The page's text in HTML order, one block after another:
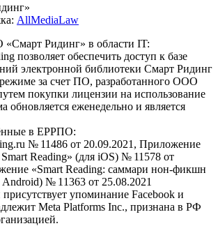
AllMediaLaw
«Смарт Ридинг» в области IT:
позволяет обеспечить доступ к базе
электронной библиотеки Смарт Ридинг
за счет ПО, разработанного ООО
покупки лицензии на использование
обновляется еженедельно и является
в ЕРРПО:
№ 11486 от 20.09.2021, Приложение
Reading» (для iOS) № 11578 от
«Smart Reading: саммари нон-фикшн
Android) № 11363 от 25.08.2021
упоминание Facebook и
Meta Platforms Inc., признана в РФ